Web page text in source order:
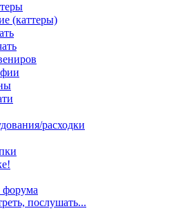
(каттеры)
расходки
форума
послушать...